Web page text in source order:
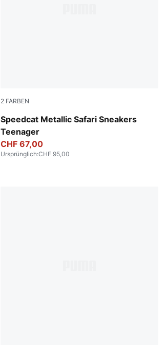
2 FARBEN
Speedcat Metallic Safari Sneakers
Teenager
PUMA Black-PUMA Silver
CHF 67,00
Ursprünglich:CHF 95,00